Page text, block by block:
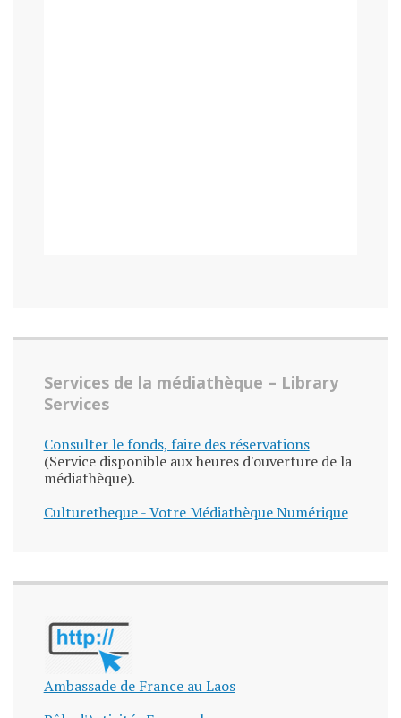
Services de la médiathèque – Library
Services
Consulter le fonds, faire des réservations
(Service disponible aux heures d'ouverture de la
médiathèque).
Culturetheque - Votre Médiathèque Numérique
Ambassade de France au Laos